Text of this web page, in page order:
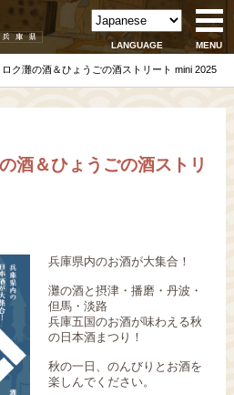
LANGUAGE MENU
ク灘の酒＆ひょうごの酒ストリート mini 2025
酒＆ひょうごの酒ストリ
兵庫県内のお酒が大集合！
灘の酒と摂津・播磨・丹波・
但馬・淡路
兵庫五国のお酒が味わえる秋
の日本酒まつり！
秋の一日、のんびりとお酒を
楽しんでください。